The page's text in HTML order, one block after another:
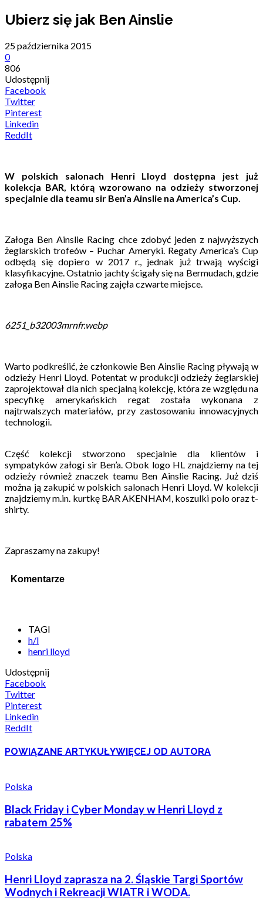
Ubierz się jak Ben Ainslie
25 października 2015
0
806
Udostępnij
Facebook
Twitter
Pinterest
Linkedin
ReddIt
W polskich salonach Henri Lloyd dostępna jest już
kolekcja BAR, którą wzorowano na odzieży stworzonej
specjalnie dla teamu sir Ben’a Ainslie na America’s Cup.
Załoga Ben Ainslie Racing chce zdobyć jeden z najwyższych
żeglarskich trofeów – Puchar Ameryki. Regaty America’s Cup
odbędą się dopiero w 2017 r., jednak już trwają wyścigi
klasyfikacyjne. Ostatnio jachty ścigały się na Bermudach, gdzie
załoga Ben Ainslie Racing zajęła czwarte miejsce.
6251_b32003mrnfr.webp
Warto podkreślić, że członkowie Ben Ainslie Racing pływają w
odzieży Henri Lloyd. Potentat w produkcji odzieży żeglarskiej
zaprojektował dla nich specjalną kolekcję, która ze względu na
specyfikę amerykańskich regat została wykonana z
najtrwalszych materiałów, przy zastosowaniu innowacyjnych
technologii.
Część kolekcji stworzono specjalnie dla klientów i
sympatyków załogi sir Ben’a. Obok logo HL znajdziemy na tej
odzieży również znaczek teamu Ben Ainslie Racing. Już dziś
można ją zakupić w polskich salonach Henri Lloyd. W kolekcji
znajdziemy m.in. kurtkę BAR AKENHAM, koszulki polo oraz t-
shirty.
Zapraszamy na zakupy!
Komentarze
TAGI
h/l
henri lloyd
Udostępnij
Facebook
Twitter
Pinterest
Linkedin
ReddIt
POWIĄZANE ARTYKUŁYWIĘCEJ OD AUTORA
Polska
Black Friday i Cyber Monday w Henri Lloyd z
rabatem 25%
Polska
Henri Lloyd zaprasza na 2. Śląskie Targi Sportów
Wodnych i Rekreacji WIATR i WODA.